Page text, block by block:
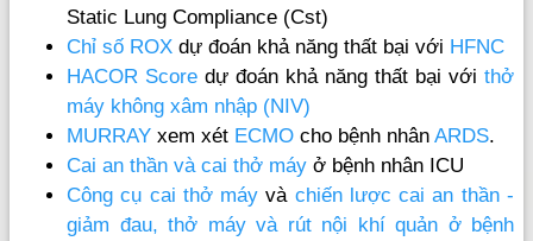
Static Lung Compliance (Cst)
Chỉ số ROX dự đoán khả năng thất bại với HFNC
HACOR Score dự đoán khả năng thất bại với thở
máy không xâm nhập (NIV)
MURRAY xem xét ECMO cho bệnh nhân ARDS.
Cai an thần và cai thở máy ở bệnh nhân ICU
Công cụ cai thở máy và chiến lược cai an thần -
giảm đau, thở máy và rút nội khí quản ở bệnh